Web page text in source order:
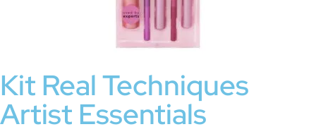
Kit Real Techniques
Artist Essentials